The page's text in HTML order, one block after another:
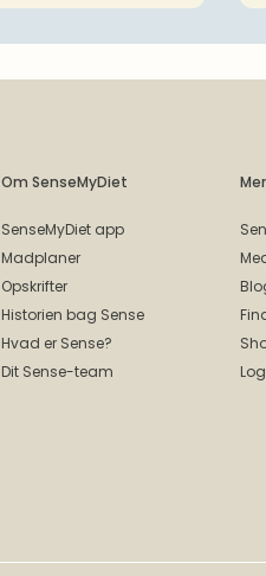
Om SenseMyDiet
SenseMyDiet app
Madplaner
Opskrifter
Historien bag Sense
Hvad er Sense?
Dit Sense-team